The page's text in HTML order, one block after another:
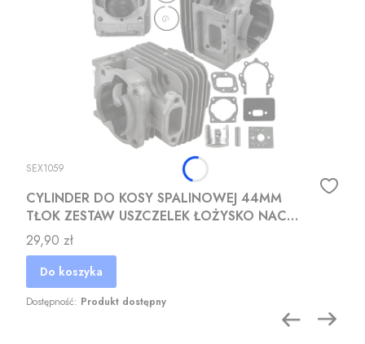
SEX1059
CYLINDER DO KOSY SPALINOWEJ 44MM
TŁOK ZESTAW USZCZELEK ŁOŻYSKO NAC
DEMON
Cena
29,90 zł
Do koszyka
Dostępność: Produkt dostępny